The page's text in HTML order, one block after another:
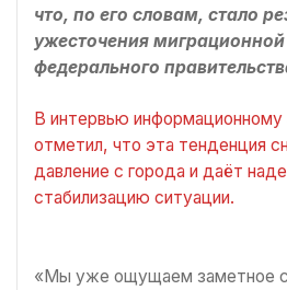
что, по его словам, стало
ужесточения
федерального
В интервью информационному
отметил, что эта тенденция
давление с города и даёт
стабилизацию ситуации.
«Мы уже ощущаем заметное